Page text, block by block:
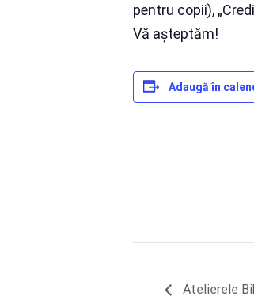
pentru copii),
Vă așteptăm!
Adaugă în
Atelierele